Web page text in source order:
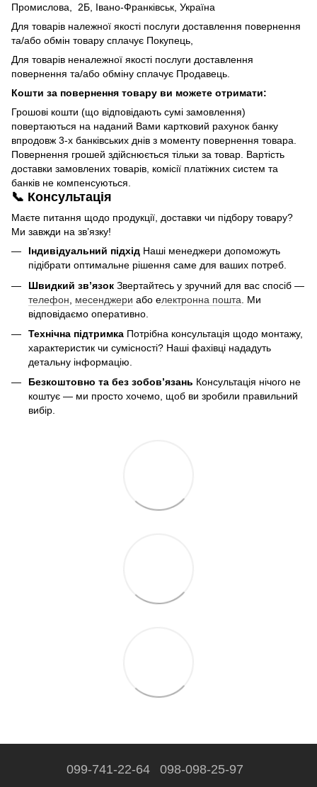
Промислова, 2Б, Івано-Франківськ, Україна
Для товарів належної якості послуги доставлення повернення
та/або обмін товару сплачує Покупець,
Для товарів неналежної якості послуги доставлення
повернення та/або обміну сплачує Продавець.
Кошти за повернення товару ви можете отримати:
Грошові кошти (що відповідають сумі замовлення)
повертаються на наданий Вами картковий рахунок банку
впродовж 3-х банківських днів з моменту повернення товара.
Повернення грошей здійснюється тільки за товар. Вартість
доставки замовлених товарів, комісії платіжних систем та
банків не компенсуються.
📞 Консультація
Маєте питання щодо продукції, доставки чи підбору товару?
Ми завжди на зв’язку!
Індивідуальний підхід Наші менеджери допоможуть
підібрати оптимальне рішення саме для ваших потреб.
Швидкий зв’язок Звертайтесь у зручний для вас спосіб —
телефон
месенджери або електронна пошта . Ми
відповідаємо оперативно.
Технічна підтримка Потрібна консультація щодо монтажу,
характеристик чи сумісності? Наші фахівці нададуть
детальну інформацію.
Безкоштовно та без зобов’язань Консультація нічого не
коштує — ми просто хочемо, щоб ви зробили правильний
вибір.
099-741-22-64 098-098-25-97